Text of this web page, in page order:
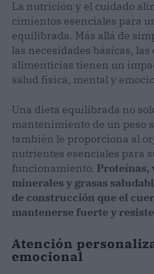
La nutrición y el cuidado
cimientos esenciales para
equilibrada. Más allá de
las necesidades básicas, las
alimenticias tienen un
salud física, mental y
Una dieta equilibrada no
mantenimiento de un peso
también le proporciona al
nutrientes esenciales para
funcionamiento. Proteínas,
minerales y grasas
de construcción que el
mantenerse fuerte y
Atención
emocional